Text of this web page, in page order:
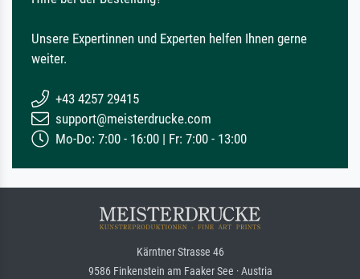
Unsere Expertinnen und Experten helfen Ihnen gerne
weiter.
+43 4257 29415
support@meisterdrucke.com
Mo-Do: 7:00 - 16:00 | Fr: 7:00 - 13:00
Kärntner Strasse 46
9586 Finkenstein am Faaker See · Austria